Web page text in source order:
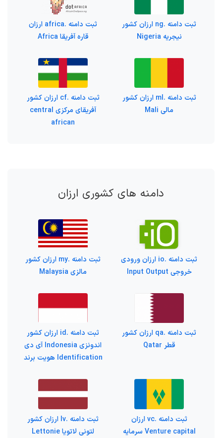
ثبت دامنه .ng ارزان کشور
نیجریه Nigeria
ثبت دامنه .africa ارزان
قاره آفریقا Africa
ثبت دامنه .ml ارزان کشور
مالی Mali
ثبت دامنه .cf ارزان کشور
آفریقای مرکزی central
african
دامنه های کشوری ارزان
ثبت دامنه .io ارزان ورودی
خروجی Input Output
ثبت دامنه .my ارزان کشور
مالزی Malaysia
ثبت دامنه .qa ارزان کشور
قطر Qatar
ثبت دامنه .id ارزان کشور
اندونزی Indonesia آی دی
Identification هویت برند
ثبت دامنه .vc ارزان
Venture capital سرمایه
ثبت دامنه .lv ارزان کشور
لتونی لاتویا Lettonie